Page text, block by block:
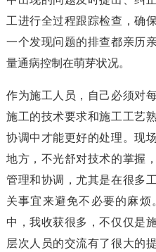
工进行全过程跟踪检查，确
一个发现问题的排查都亲历
量通病控制在萌芽状况。
作为施工人员，自己必须对
施工的技术要求和施工工艺
协调中才能更好的处理。现
地方，不光舒对技术的掌握
管理和协调，尤其是在很多
关事宜来避免不必要的麻
中，我收获很多，不仅仅是
层次人员的交流有了很大的